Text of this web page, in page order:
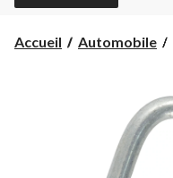
Accueil Automobile